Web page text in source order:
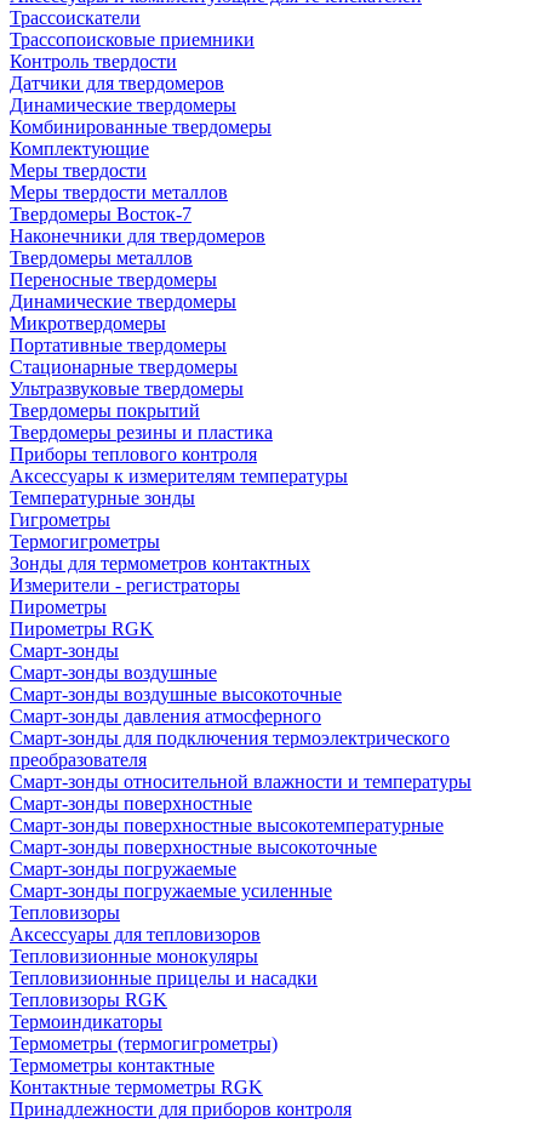
Трассоискатели
Трассопоисковые приемники
Контроль твердости
Датчики для твердомеров
Динамические твердомеры
Комбинированные твердомеры
Комплектующие
Меры твердости
Меры твердости металлов
Твердомеры Восток-7
Наконечники для твердомеров
Твердомеры металлов
Переносные твердомеры
Динамические твердомеры
Микротвердомеры
Портативные твердомеры
Стационарные твердомеры
Ультразвуковые твердомеры
Твердомеры покрытий
Твердомеры резины и пластика
Приборы теплового контроля
Аксессуары к измерителям температуры
Температурные зонды
Гигрометры
Термогигрометры
Зонды для термометров контактных
Измерители - регистраторы
Пирометры
Пирометры RGK
Смарт-зонды
Смарт-зонды воздушные
Смарт-зонды воздушные высокоточные
Смарт-зонды давления атмосферного
Смарт-зонды для подключения термоэлектрического
преобразователя
Смарт-зонды относительной влажности и температуры
Смарт-зонды поверхностные
Смарт-зонды поверхностные высокотемпературные
Смарт-зонды поверхностные высокоточные
Смарт-зонды погружаемые
Смарт-зонды погружаемые усиленные
Тепловизоры
Аксессуары для тепловизоров
Тепловизионные монокуляры
Тепловизионные прицелы и насадки
Тепловизоры RGK
Термоиндикаторы
Термометры (термогигрометры)
Термометры контактные
Контактные термометры RGK
Принадлежности для приборов контроля